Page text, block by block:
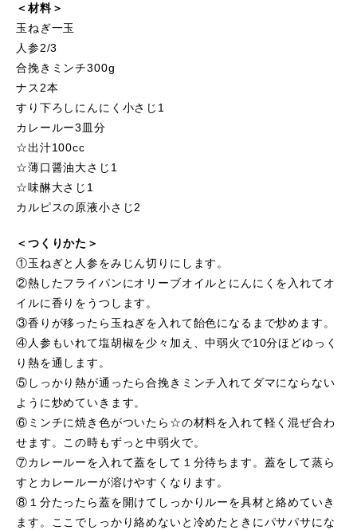
＜材料＞
玉ねぎ一玉
人参2/3
合挽きミンチ300g
ナス2本
すり下ろしにんにく小さじ1
カレールー3皿分
☆出汁100cc
☆薄口醤油大さじ1
☆味醂大さじ1
カルピスの原液小さじ2
＜つくりかた＞
①玉ねぎと人参をみじん切りにします。
②熱したフライパンにオリーブオイルとにんにくを入れてオ
イルに香りをうつします。
③香りが移ったら玉ねぎを入れて飴色になるまで炒めます。
④人参もいれて塩胡椒を少々加え、中弱火で10分ほどゆっく
り熱を通します。
⑤しっかり熱が通ったら合挽きミンチ入れてダマにならない
ように炒めていきます。
⑥ミンチに焼き色がついたら☆の材料を入れて軽く混ぜ合わ
せます。この時もずっと中弱火で。
⑦カレールーを入れて蓋をして１分待ちます。蓋をして蒸ら
すとカレールーが溶けやすくなります。
⑧１分たったら蓋を開けてしっかりルーを具材と絡めていき
ます。ここでしっかり絡めないと冷めたときにパサパサにな